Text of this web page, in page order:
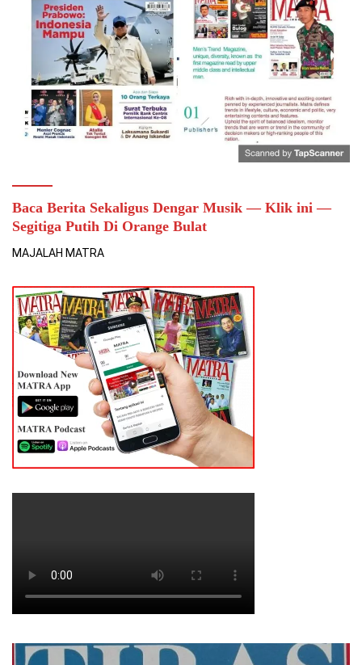
Baca Berita Sekaligus Dengar Musik — Klik ini —
Segitiga Putih Di Orange Bulat
MAJALAH MATRA